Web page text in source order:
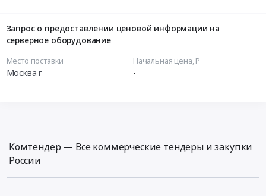
Запрос о предоставлении ценовой информации на
серверное оборудование
Место поставки
Москва г
Начальная цена, ₽
-
Комтендер — Все коммерческие тендеры и закупки
России